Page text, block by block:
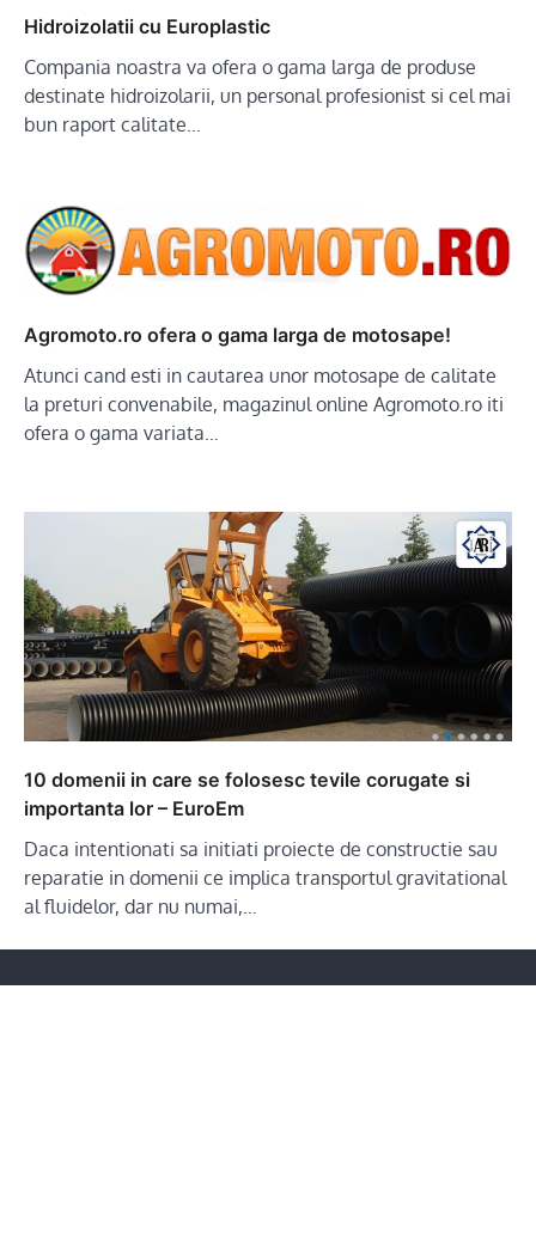
Hidroizolatii cu Europlastic
Compania noastra va ofera o gama larga de produse
destinate hidroizolarii, un personal profesionist si cel mai
bun raport calitate…
Agromoto.ro ofera o gama larga de motosape!
Atunci cand esti in cautarea unor motosape de calitate
la preturi convenabile, magazinul online Agromoto.ro iti
ofera o gama variata…
10 domenii in care se folosesc tevile corugate si
importanta lor – EuroEm
Daca intentionati sa initiati proiecte de constructie sau
reparatie in domenii ce implica transportul gravitational
al fluidelor, dar nu numai,…